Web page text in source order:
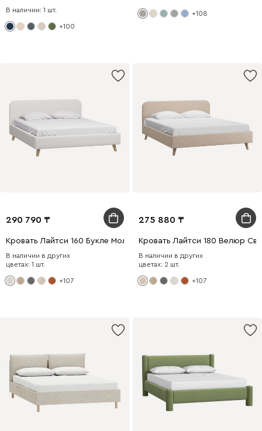
В наличии: 1 шт.
+100
+108
290 790
Кровать Лайтси 160 Букле Молочный
В наличии в других
цветах: 1 шт.
+107
275 880
Кровать Лайтси 180 Велюр
В наличии в других
цветах: 2 шт.
+107